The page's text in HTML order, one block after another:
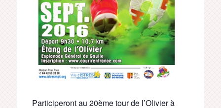
Participeront au 20ème tour de l’Olivier à